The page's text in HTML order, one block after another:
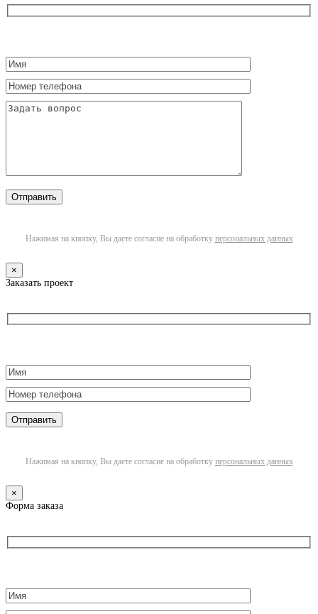
Нажимая на кнопку, Вы даете согласие на обработку персональных данных
×
Заказать проект
Нажимая на кнопку, Вы даете согласие на обработку персональных данных
×
Форма заказа